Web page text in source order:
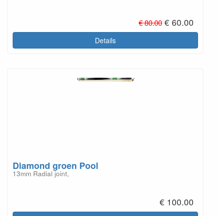
€ 80.00€ 60.00
Details
Diamond groen Pool
13mm Radial joint,
€ 100.00